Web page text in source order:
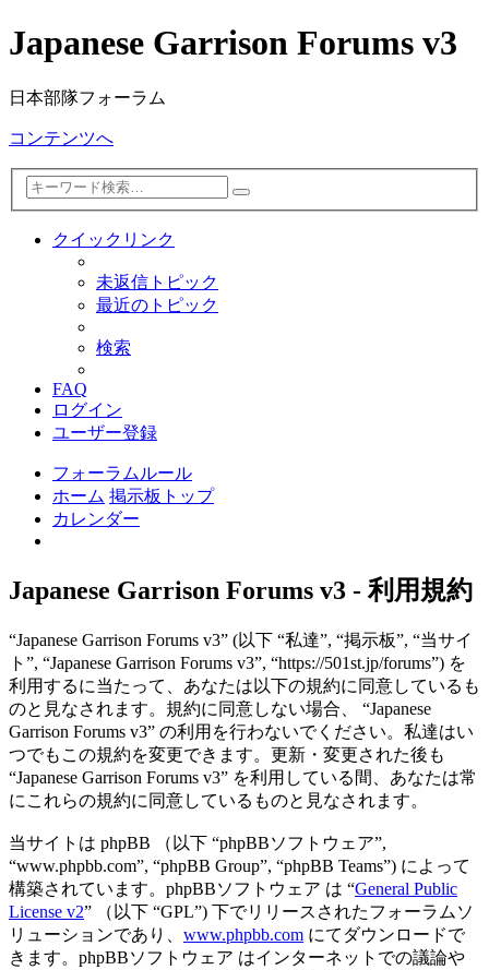
Japanese Garrison Forums v3
日本部隊フォーラム
コンテンツへ
検
詳
細
クイックリンク
未返信トピック
最近のトピック
検索
FAQ
ログイン
ユーザー登録
フォーラムルール
ホーム 掲示板トップ
カレンダー
Japanese Garrison Forums v3 - 利用規約
“Japanese Garrison Forums v3” (以下 “私達”, “掲示板”, “当サイ
ト”, “Japanese Garrison Forums v3”, “https://501st.jp/forums”) を
利用するに当たって、あなたは以下の規約に同意しているも
のと見なされます。規約に同意しない場合、 “Japanese
Garrison Forums v3” の利用を行わないでください。私達はい
つでもこの規約を変更できます。更新・変更された後も
“Japanese Garrison Forums v3” を利用している間、あなたは常
にこれらの規約に同意しているものと見なされます。
当サイトは phpBB （以下 “phpBBソフトウェア”,
“www.phpbb.com”, “phpBB Group”, “phpBB Teams”) によって
構築されています。phpBBソフトウェア は “General Public
License v2” （以下 “GPL”) 下でリリースされたフォーラムソ
リューションであり、 www.phpbb.com にてダウンロードで
きます。phpBBソフトウェア はインターネットでの議論や